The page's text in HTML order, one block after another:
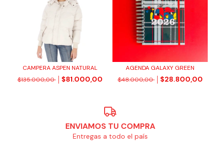
CAMPERA ASPEN NATURAL
$135.000,00
$81.000,00
AGENDA GALAXY GREEN
$48.000,00
$28.800,00
ENVIAMOS TU COMPRA
Entregas a todo el país